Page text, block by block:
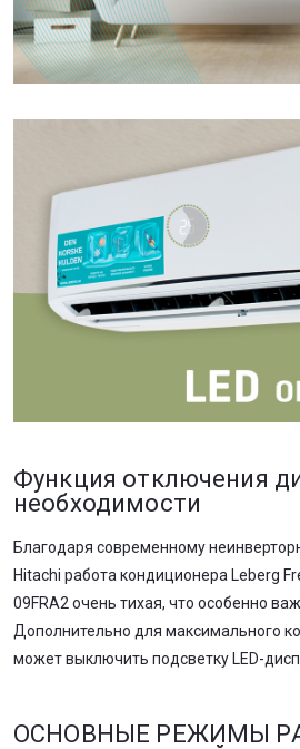
Функция отключения
необходимости
Благодаря современному
Hitachi работа кондиционера Leberg
09FRA2 очень тихая, что особенно
Дополнительно для максимального
может выключить подсветку LED-
ОСНОВНЫЕ РЕЖИМЫ